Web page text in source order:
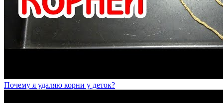
Почему я удаляю корни у деток?